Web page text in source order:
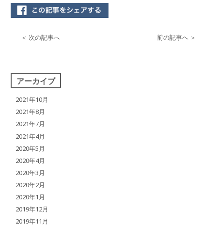
＜ 次の記事へ 前の記事へ ＞
アーカイブ
2021年10月
2021年8月
2021年7月
2021年4月
2020年5月
2020年4月
2020年3月
2020年2月
2020年1月
2019年12月
2019年11月